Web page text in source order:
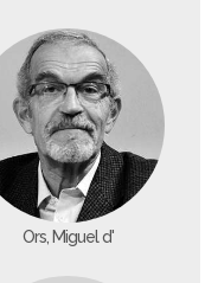
Ors, Miguel d'